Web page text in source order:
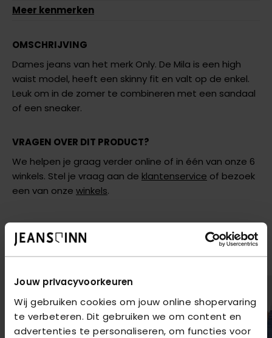
Jouw privacyvoorkeuren
Wij gebruiken cookies om jouw online shopervaring
te verbeteren. Dit gebruiken we om content en
advertenties te personaliseren, om functies voor
Meer kenmerken
OMSCHRIJVING
Dames jeans van het merk Only. De Mila is een high
waist model, heeft een skinny fit en valt op de enkel.
Leuk om in de zomer te combineren met een sandaal
of een sneaker.
VRAGEN OVER DIT PRODUCT?
We helpen je graag verder online of in één van onze 6
winkels. Stel je vraag aan de klantenservice of bezoek
een van onze winkels.
AANBEVOLEN VOOR JOU
Shop hier de meest recente items van Only